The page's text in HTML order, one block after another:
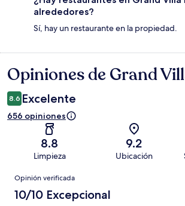
alrededores?
Sí, hay un restaurante en la propiedad.
Opiniones
Opiniones de Grand
8.6 Excelente
656 opiniones
8.8
Limpieza
9.2
Ubicación
Opiniones
Opinión verificada
10/10 Excepcional